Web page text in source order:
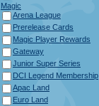
Magic
Arena League
Prerelease Cards
Magic Player Rewards
Gateway
Junior Super Series
DCI Legend Membership
Apac Land
Euro Land